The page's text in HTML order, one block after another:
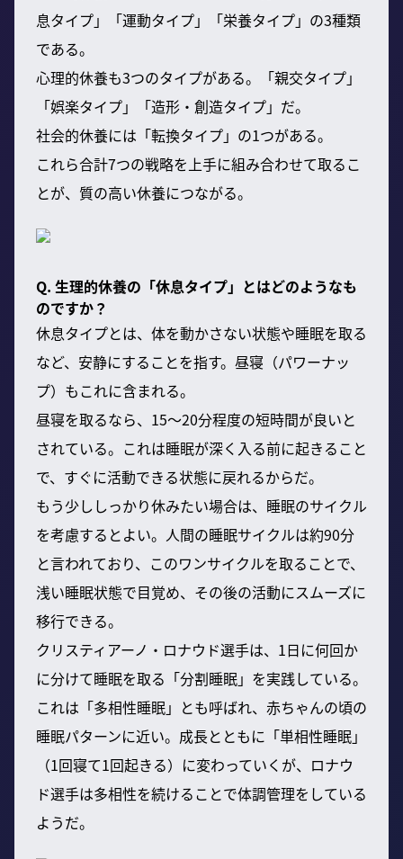
息タイプ」「運動タイプ」「栄養タイプ」の3種類
である。
心理的休養も3つのタイプがある。「親交タイプ」
「娯楽タイプ」「造形・創造タイプ」だ。
社会的休養には「転換タイプ」の1つがある。
これら合計7つの戦略を上手に組み合わせて取るこ
とが、質の高い休養につながる。
Q. 生理的休養の「休息タイプ」とはどのようなも
のですか？
休息タイプとは、体を動かさない状態や睡眠を取る
など、安静にすることを指す。昼寝（パワーナッ
プ）もこれに含まれる。
昼寝を取るなら、15〜20分程度の短時間が良いと
されている。これは睡眠が深く入る前に起きること
で、すぐに活動できる状態に戻れるからだ。
もう少ししっかり休みたい場合は、睡眠のサイクル
を考慮するとよい。人間の睡眠サイクルは約90分
と言われており、このワンサイクルを取ることで、
浅い睡眠状態で目覚め、その後の活動にスムーズに
移行できる。
クリスティアーノ・ロナウド選手は、1日に何回か
に分けて睡眠を取る「分割睡眠」を実践している。
これは「多相性睡眠」とも呼ばれ、赤ちゃんの頃の
睡眠パターンに近い。成長とともに「単相性睡眠」
（1回寝て1回起きる）に変わっていくが、ロナウ
ド選手は多相性を続けることで体調管理をしている
ようだ。